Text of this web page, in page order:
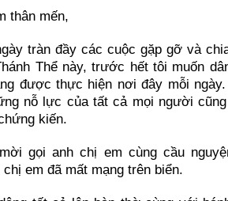
thân mến,
tràn đầy các cuộc gặp gỡ và
Thể này, trước hết tôi muốn
được thực hiện nơi đây mỗi
nỗ lực của tất cả mọi người
kiến.
gọi anh chị em cùng cầu
em đã mất mạng trên biển.